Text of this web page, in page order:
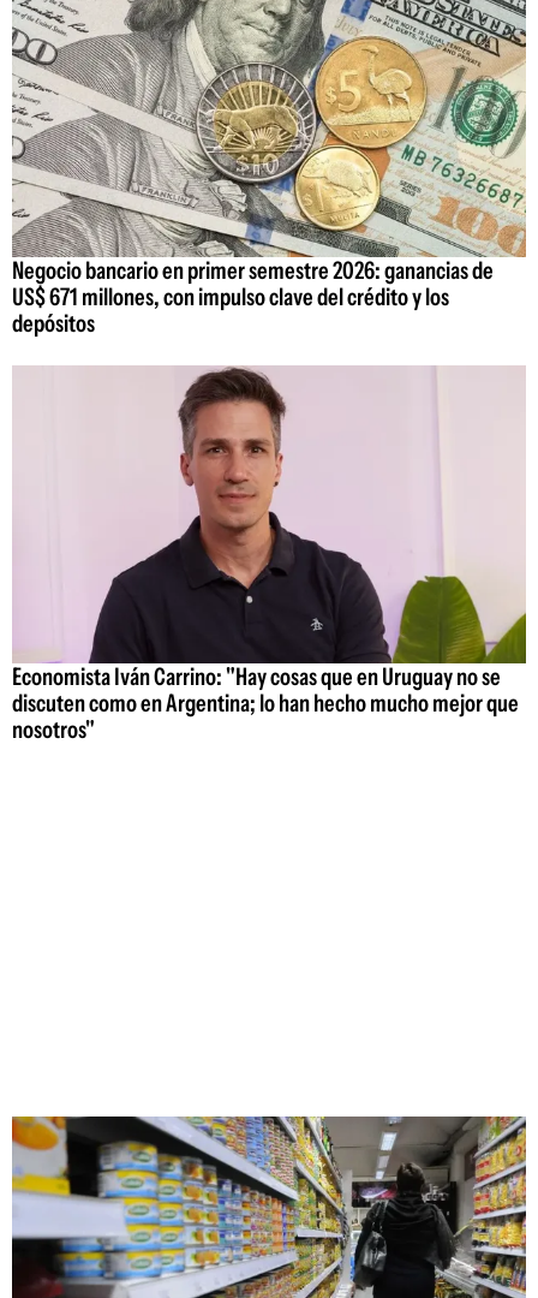
Negocio bancario en primer semestre 2026: ganancias de
US$ 671 millones, con impulso clave del crédito y los
depósitos
Economista Iván Carrino: "Hay cosas que en Uruguay no se
discuten como en Argentina; lo han hecho mucho mejor que
nosotros"